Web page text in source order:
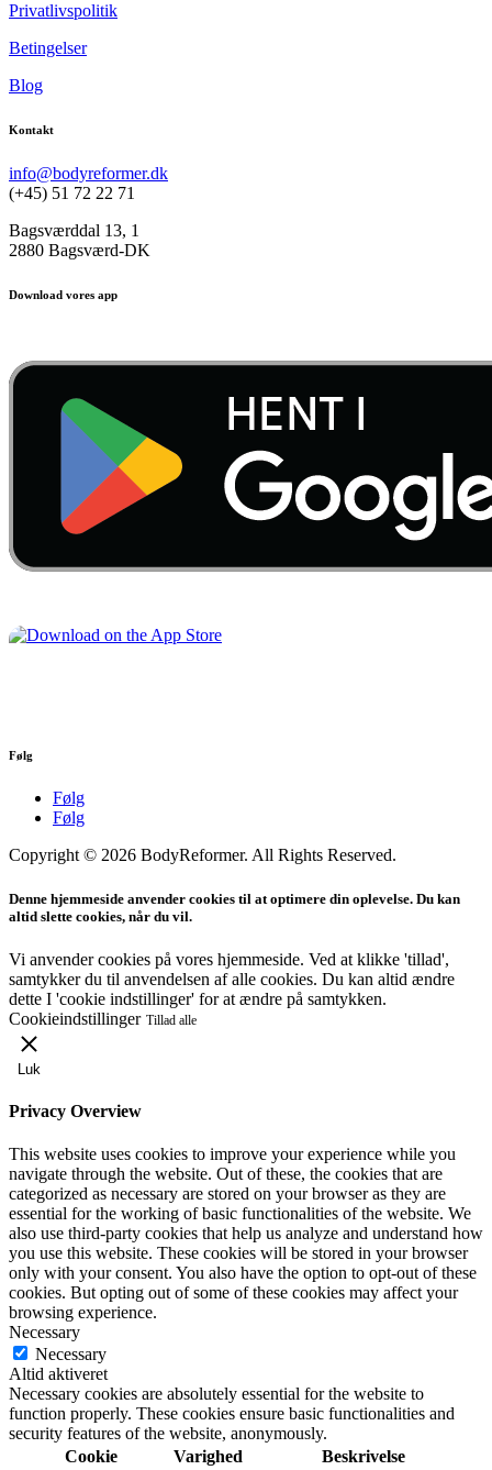
Privatlivspolitik
Betingelser
Blog
Kontakt
info@bodyreformer.dk
(+45) 51 72 22 71
Bagsværddal 13, 1
2880 Bagsværd-DK
Download vores app
Følg
Følg
Følg
Copyright © 2026 BodyReformer. All Rights Reserved.
Denne hjemmeside anvender cookies til at optimere din oplevelse. Du kan
altid slette cookies, når du vil.
Vi anvender cookies på vores hjemmeside. Ved at klikke 'tillad',
samtykker du til anvendelsen af alle cookies. Du kan altid ændre
dette I 'cookie indstillinger' for at ændre på samtykken.
Cookieindstillinger Tillad alle
Luk
Privacy Overview
This website uses cookies to improve your experience while you
navigate through the website. Out of these, the cookies that are
categorized as necessary are stored on your browser as they are
essential for the working of basic functionalities of the website. We
also use third-party cookies that help us analyze and understand how
you use this website. These cookies will be stored in your browser
only with your consent. You also have the option to opt-out of these
cookies. But opting out of some of these cookies may affect your
browsing experience.
Necessary
Necessary
Altid aktiveret
Necessary cookies are absolutely essential for the website to
function properly. These cookies ensure basic functionalities and
security features of the website, anonymously.
Cookie
Varighed Beskrivelse